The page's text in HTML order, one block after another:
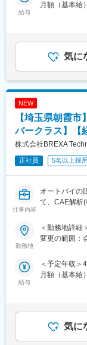
■使用言語、
VASP、
■組織ミッシ
技術部ミッシ
集団です。材
する幅広い現
開発を実現
化、不具合の
を行うことが
■業務内容
・車両の組
■キャリアパス
これまでのご
ます。製品に
■具体的には…
・構造解析
・商品設計や
・構造解析用
・構造解析に
・設計部門へ
■働く環境/当
・全社月平均
り、プロジ
・定年：65歳
・手厚い福利
は、会社が全
エンジニア
制度です。U
給与
月額（基本給
の金額であ
額)は固定手
気に
NEW
【埼玉県朝霞
バークラス】【
株式会社BREXA
正社員 5名以上採用
仕事内容
オートバイの
て、CAE解析
~ご経験を活
時間程度／定
■業務内容
・二輪車の各
■キャリアパス
これまでのご
勤務地
＜勤務地詳細
変更の範囲：
給与
＜予定年収＞
月額（基本給
の金額であ
額)は固定手
気に